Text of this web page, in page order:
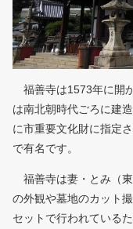
福善寺は1573年に開
は南北朝時代ごろに建
に市重要文化財に指定
で有名です。
福善寺は妻・とみ（
の外観や墓地のカット
セットで行われている